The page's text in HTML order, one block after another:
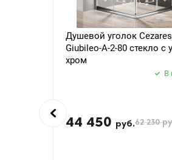
Душевой уголок Cezares
Giubileo-A-2-80 стекло с
хром
В
44 450 руб.62 230